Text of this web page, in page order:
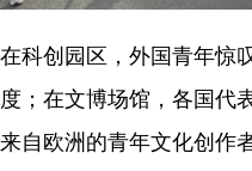
在科创园区，外国青年惊
度；在文博场馆，各国代
来自欧洲的青年文化创作